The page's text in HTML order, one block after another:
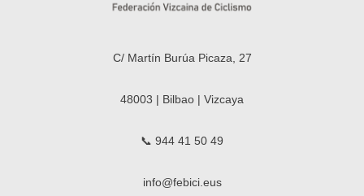
C/ Martín Burúa Picaza, 27
48003 | Bilbao | Vizcaya
📞 944 41 50 49
info@febici.eus